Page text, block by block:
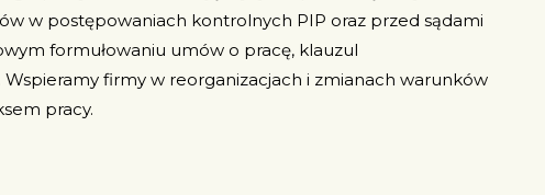
w postępowaniach kontrolnych PIP oraz przed sądami
formułowaniu umów o pracę, klauzul
firmy w reorganizacjach i zmianach warunków
pracy.